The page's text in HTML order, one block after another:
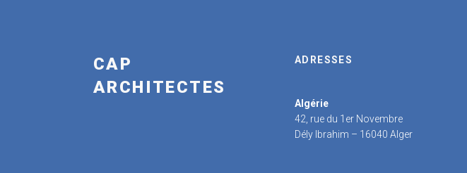
CAP
ARCHITECTES
ADRESSES
Algérie
42, rue du 1er Novembre
Dély Ibrahim – 16040 Alger